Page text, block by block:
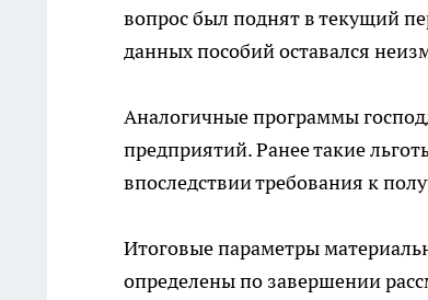
вопрос был поднят в текущий
данных пособий оставался
Аналогичные программы
предприятий. Ранее такие
впоследствии требования к
Итоговые параметры
определены по завершении